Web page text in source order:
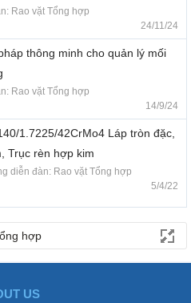
Rao vặt Tổng hợp
24/11/24
thông minh cho quản lý mối
Rao vặt Tổng hợp
14/9/24
1.7225/42CrMo4 Láp tròn đặc,
Trục rèn hợp kim
diễn đàn: Rao vặt Tổng hợp
5/4/22
hợp
US